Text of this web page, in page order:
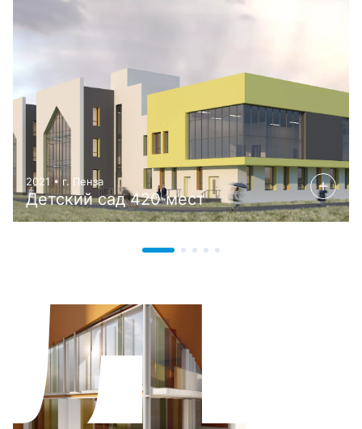
2021 • г. Пенза
Детский сад 420 мест